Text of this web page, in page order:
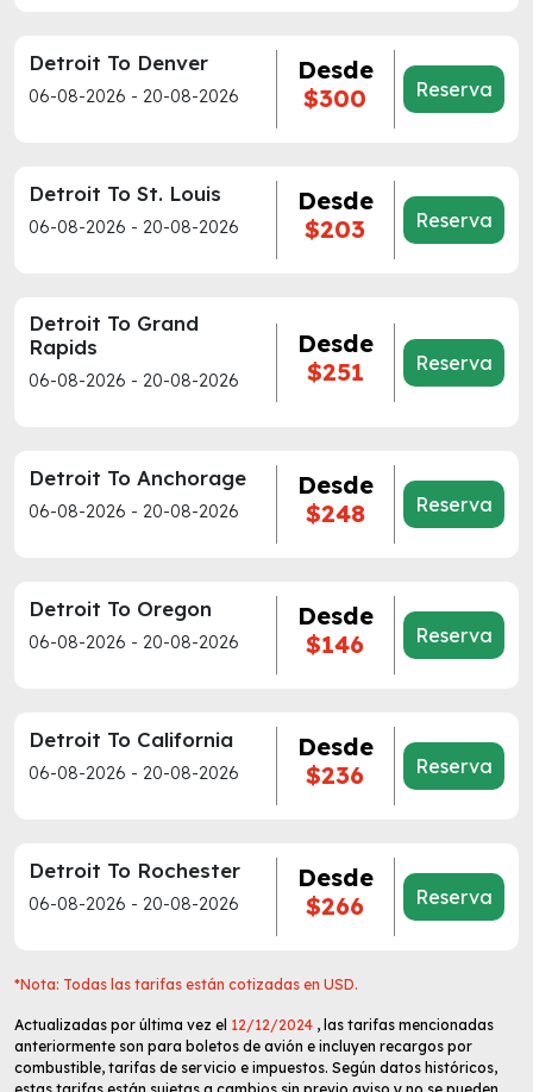
Detroit To Denver
06-08-2026 - 20-08-2026
Desde
$300
Reserva
Detroit To St. Louis
06-08-2026 - 20-08-2026
Desde
$203
Reserva
Detroit To Grand
Rapids
06-08-2026 - 20-08-2026
Desde
$251
Reserva
Detroit To Anchorage
06-08-2026 - 20-08-2026
Desde
$248
Reserva
Detroit To Oregon
06-08-2026 - 20-08-2026
Desde
$146
Reserva
Detroit To California
06-08-2026 - 20-08-2026
Desde
$236
Reserva
Detroit To Rochester
06-08-2026 - 20-08-2026
Desde
$266
Reserva
*Nota: Todas las tarifas están cotizadas en USD.
Actualizadas por última vez el 12/12/2024 , las tarifas mencionadas
anteriormente son para boletos de avión e incluyen recargos por
combustible, tarifas de servicio e impuestos. Según datos históricos,